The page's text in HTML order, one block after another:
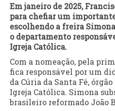
Em janeiro de 2025,
para chefiar um
escolhendo a freira
o departamento
Igreja Católica.
Com a nomeação, pela
fica responsável por um
da Cúria da Santa Fé,
Igreja Católica. Simona
brasileiro reformado João